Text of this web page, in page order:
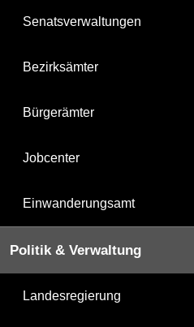
Senatsverwaltungen
Bezirksämter
Bürgerämter
Jobcenter
Einwanderungsamt
Politik & Verwaltung
Landesregierung